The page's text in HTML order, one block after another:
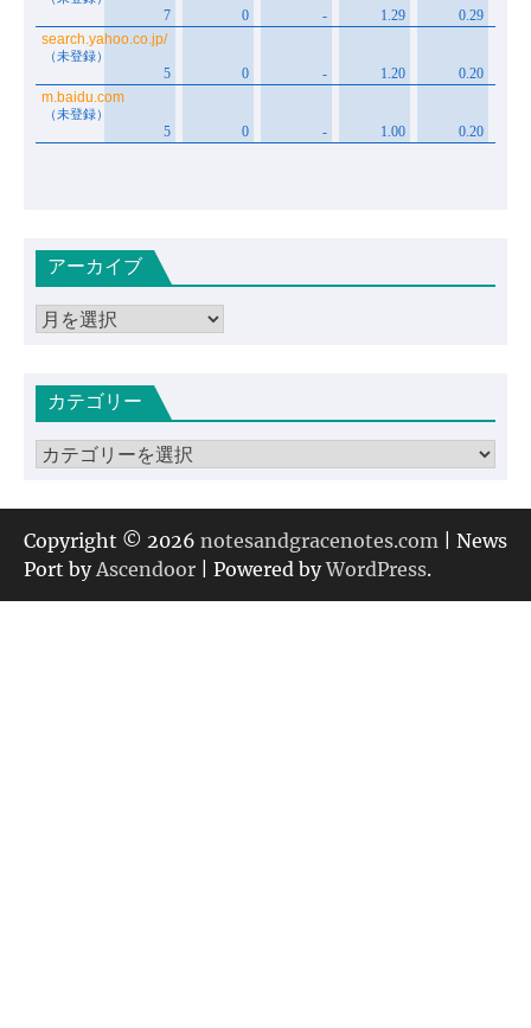
アーカイブ
ア
イカテゴリー
カ
ゴ
リ
ー
Copyright © 2026 notesandgracenotes.com | News
Port by Ascendoor | Powered byWordPress.